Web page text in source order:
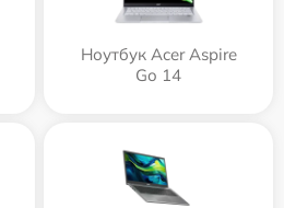
Ноутбук Acer Aspire
Go 14